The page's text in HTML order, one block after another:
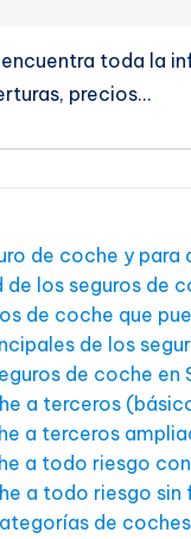
toda la
precios…
de coche y para
los seguros de
de coche que
de los
de coche en
a terceros
a terceros
a todo riesgo
a todo riesgo sin
de coches